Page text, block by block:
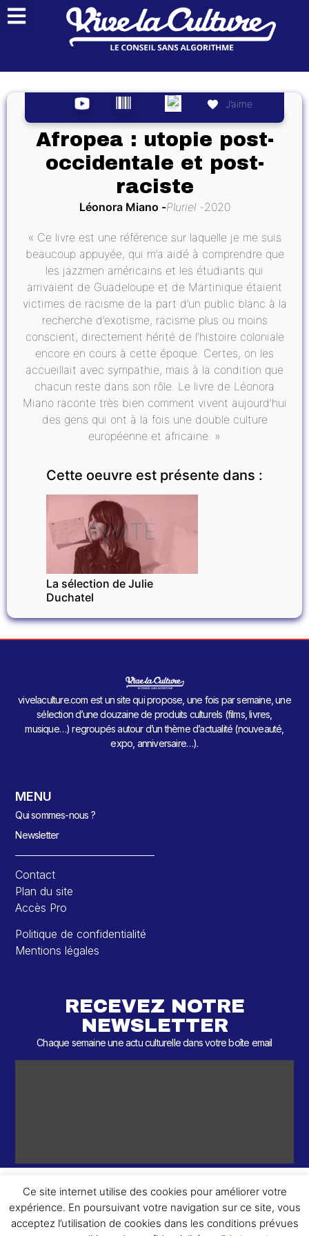
J’aime
Afropea : utopie post-
occidentale et post-
raciste
Léonora Miano Pluriel 2020
« Ce livre est une référence sur laquelle je me suis
beaucoup appuyée, qui m’a aidé à comprendre que
les jazzmen américains et les étudiants qui
arrivaient de Guadeloupe et de Martinique étaient
victimes de racisme de la part d’un public blanc à la
recherche d’exotisme, racisme plus ou moins
conscient, directement hérité de l’histoire coloniale
encore en cours à cette époque. Certes, on les
accueillait avec sympathie, mais à la condition que
chacun reste dans son rôle. Le livre de Léonora
Miano raconte très bien comment vivent aujourd’hui
des gens qui ont à la fois une double culture
européenne et africaine. »
Cette oeuvre est présente dans :
INVITÉ
La sélection de Julie
Duchatel
vivelaculture.com est un site qui propose, une fois par semaine, une
sélection d’une douzaine de produits culturels (films, livres,
musique…) regroupés autour d’un thème d’actualité (nouveauté,
expo, anniversaire…).
MENU
Qui sommes-nous ?
Newsletter
Contact
Plan du site
Accès Pro
Politique de confidentialité
Mentions légales
RECEVEZ NOTRE
NEWSLETTER
Chaque semaine une actu culturelle dans votre boîte email
© 2026 – 2 ème Round – Tous droits réservés.
Ce site internet utilise des cookies pour améliorer votre
expérience. En poursuivant votre navigation sur ce site, vous
acceptez l’utilisation de cookies dans les conditions prévues